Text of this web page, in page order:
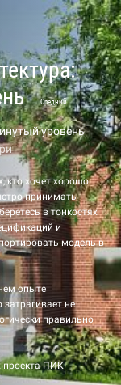
Средний
уровень
кто хочет хорошо
принимать
в тонкостях
и
модель в
опыте
не
правильно
проекта ПИК-